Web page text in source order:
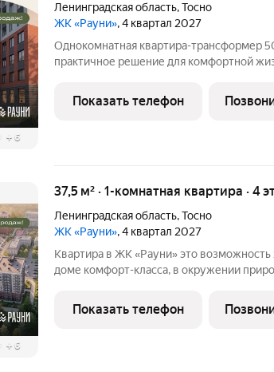
+ 6
Ленинградская область,Тосно
ЖК «Рауни», 4 квартал 2027
Однокомнатная квартира-трансформер
практичное решение для комфортной
разные сценарии жизни: выделить
или детскую с
Показать телефон
+ 6
37,5 м² · 1-комнатная квартира · 4
Ленинградская область,Тосно
ЖК «Рауни», 4 квартал 2027
Квартира в ЖК «Рауни» это возможность жить в современном
доме комфорт-класса, в окружении
было удобным для повседневной жизни,
необходимого. Это
Показать телефон